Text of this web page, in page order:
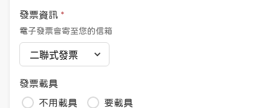
發票資訊 *
電子發票會寄至您的信箱
發票載具
不用載具
要載具